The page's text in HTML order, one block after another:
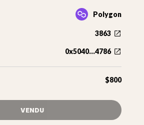
Polygon
3863
0x5040...4786
$800
VENDU